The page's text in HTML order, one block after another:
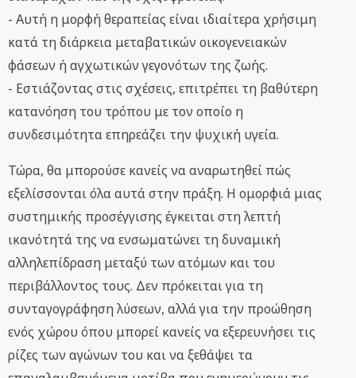
- Αυτή η μορφή θεραπείας είναι ιδιαίτερα χρήσιμη
κατά τη διάρκεια μεταβατικών οικογενειακών
φάσεων ή αγχωτικών γεγονότων της ζωής.
- Εστιάζοντας στις σχέσεις, επιτρέπει τη βαθύτερη
κατανόηση του τρόπου με τον οποίο η
συνδεσιμότητα επηρεάζει την ψυχική υγεία.
Τώρα, θα μπορούσε κανείς να αναρωτηθεί πώς
εξελίσσονται όλα αυτά στην πράξη. Η ομορφιά μιας
συστημικής προσέγγισης έγκειται στη λεπτή
ικανότητά της να ενσωματώνει τη δυναμική
αλληλεπίδραση μεταξύ των ατόμων και του
περιβάλλοντος τους. Δεν πρόκειται για τη
συνταγογράφηση λύσεων, αλλά για την προώθηση
ενός χώρου όπου μπορεί κανείς να εξερευνήσει τις
ρίζες των αγώνων του και να ξεθάψει τα